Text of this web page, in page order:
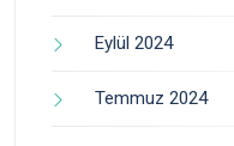
Eylül 2024
Temmuz 2024